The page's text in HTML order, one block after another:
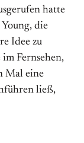
hatte
die
Idee zu
im Fernsehen,
Mal eine
ließ,